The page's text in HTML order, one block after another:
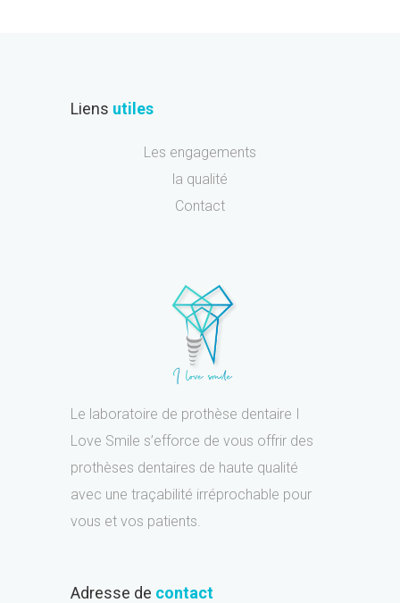
Liens utiles
Les engagements
la qualité
Contact
Le laboratoire de prothèse dentaire I
Love Smile s’efforce de vous offrir des
prothèses dentaires de haute qualité
avec une traçabilité irréprochable pour
vous et vos patients.
Adresse de contact